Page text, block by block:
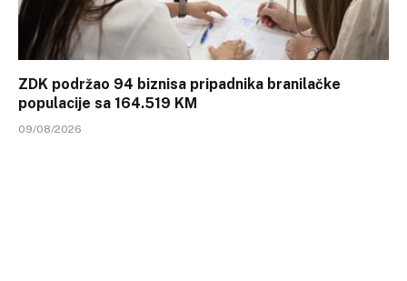
ZDK podržao 94 biznisa pripadnika branilačke
populacije sa 164.519 KM
09/08/2026